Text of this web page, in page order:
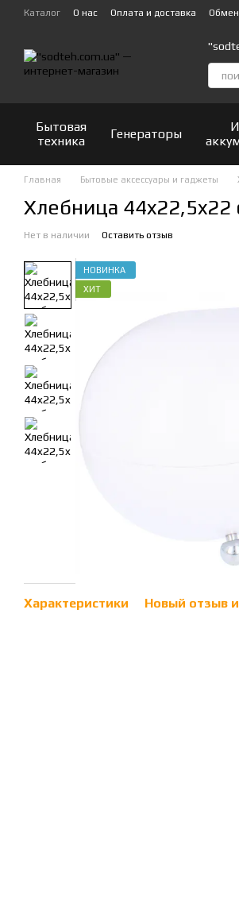
Перейти к основному контенту
Каталог О нас Оплата и доставка Обмен
Бытовая
техника
Генераторы
Главная Бытовые аксессуары и гаджеты
Хлебница 44x22,5x22
Нет в наличии Оставить отзыв
НОВИНКА
ХИТ
Характеристики Новый отзыв